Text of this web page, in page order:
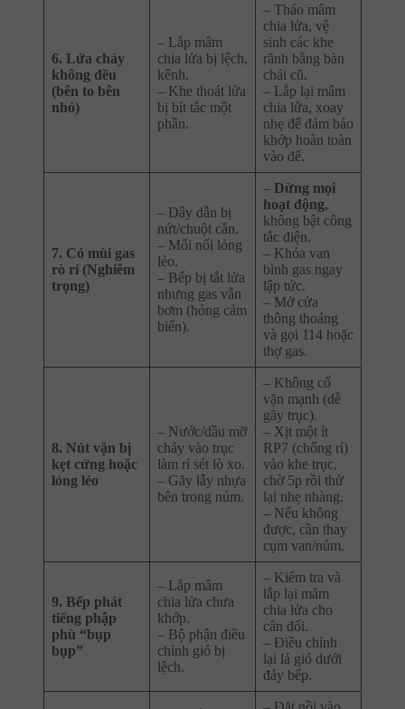
6. Lửa cháy
không đều
(bên to bên
nhỏ)
– Lắp mâm
chia lửa bị lệch,
kênh.
– Khe thoát lửa
bị bít tắc một
phần.
– Tháo mâm
chia lửa, vệ
sinh các khe
rãnh bằng bàn
chải cũ.
– Lắp lại mâm
chia lửa, xoay
nhẹ để đảm bảo
khớp hoàn toàn
vào đế.
7. Có mùi gas
rò rỉ (Nghiêm
trọng)
– Dây dẫn bị
nứt/chuột cắn.
– Mối nối lỏng
lẻo.
– Bếp bị tắt lửa
nhưng gas vẫn
bơm (hỏng cảm
biến).
– Dừng mọi
hoạt động,
không bật công
tắc điện.
– Khóa van
bình gas ngay
lập tức.
– Mở cửa
thông thoáng
và gọi 114 hoặc
thợ gas.
8. Nút vặn bị
kẹt cứng hoặc
lỏng lẻo
– Nước/dầu mỡ
chảy vào trục
làm rỉ sét lò xo.
– Gãy lẫy nhựa
bên trong núm.
– Không cố
vặn mạnh (dễ
gãy trục).
– Xịt một ít
RP7 (chống rỉ)
vào khe trục,
chờ 5p rồi thử
lại nhẹ nhàng.
– Nếu không
được, cần thay
cụm van/núm.
9. Bếp phát
tiếng phập
phù “bụp
bụp”
– Lắp mâm
chia lửa chưa
khớp.
– Bộ phận điều
chỉnh gió bị
lệch.
– Kiểm tra và
lắp lại mâm
chia lửa cho
cân đối.
– Điều chỉnh
lại lá gió dưới
đáy bếp.